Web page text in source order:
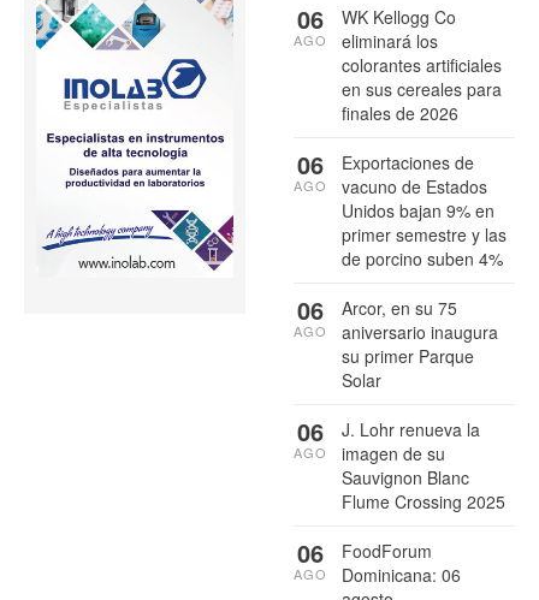
WK Kellogg Co
eliminará los
colorantes artificiales
en sus cereales para
finales de 2026
06
AGO
Exportaciones de
vacuno de Estados
Unidos bajan 9% en
primer semestre y las
de porcino suben 4%
06
AGO
Arcor, en su 75
aniversario inaugura
su primer Parque
Solar
06
AGO
J. Lohr renueva la
imagen de su
Sauvignon Blanc
Flume Crossing 2025
06
AGO
FoodForum
Dominicana: 06
06
AGO